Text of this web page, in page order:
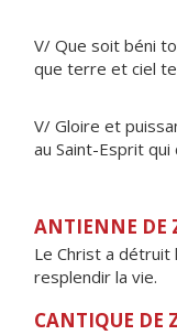
V/ Que soit béni
que terre et ciel
V/ Gloire et
au Saint-Esprit
ANTIENNE DE
Le Christ a détruit
resplendir la vie.
CANTIQUE DE